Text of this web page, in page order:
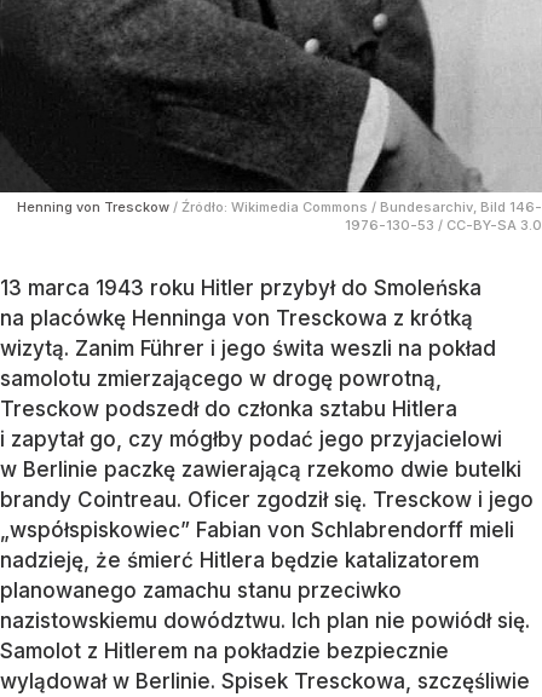
Henning von Tresckow / Źródło: Wikimedia Commons / Bundesarchiv, Bild 146-
1976-130-53 / CC-BY-SA 3.0
13 marca 1943 roku Hitler przybył do Smoleńska
na placówkę Henninga von Tresckowa z krótką
wizytą. Zanim Führer i jego świta weszli na pokład
samolotu zmierzającego w drogę powrotną,
Tresckow podszedł do członka sztabu Hitlera
i zapytał go, czy mógłby podać jego przyjacielowi
w Berlinie paczkę zawierającą rzekomo dwie butelki
brandy Cointreau. Oficer zgodził się. Tresckow i jego
„współspiskowiec” Fabian von Schlabrendorff mieli
nadzieję, że śmierć Hitlera będzie katalizatorem
planowanego zamachu stanu przeciwko
nazistowskiemu dowództwu. Ich plan nie powiódł się.
Samolot z Hitlerem na pokładzie bezpiecznie
wylądował w Berlinie. Spisek Tresckowa, szczęśliwie